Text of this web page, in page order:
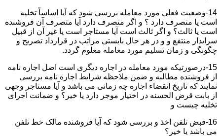
14-وضعیت فعلی مورد معامله بررسی شود که آیا اساساً تخلیه
است یا متصرف دارد ؟ و اگر متصرف دارد آیا متصرف آن فروشنده
است یا ثالث؟ و اگر ثالث است آیا مستاجر است یا غیر آن از قبیل
سرایدار منتفع و و در هر حال بایستی مراتب در قرارداد تصریح و
چگونگی و زمان تسلیم مورد معامله معلوم گردد.
15-درصورتیکه مورد معامله در اجاره دیگری است اصل اجاره نامه
از فروشنده مطالبه و ضمن ملاحظه شرایط اجاره نامه بررسی
نمایند که تاریخ انقضاء اجاره چه زمانی می باشد و آیا مستاجر وجهی
از بابت قرض الحسنه در اختیار موجر دارد یا خیر؟ و ضمانت اجرای
تخلیه چیست و
16-قبض تلفن اخذ و بررسی شود که آیا فروشنده مالک خط تلفن
می باشد یا خیر؟